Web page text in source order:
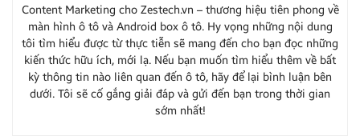
Content Marketing cho Zestech.vn – thương hiệu tiên phong về
màn hình ô tô và Android box ô tô. Hy vọng những nội dung
tôi tìm hiểu được từ thực tiễn sẽ mang đến cho bạn đọc những
kiến thức hữu ích, mới lạ. Nếu bạn muốn tìm hiểu thêm về bất
kỳ thông tin nào liên quan đến ô tô, hãy để lại bình luận bên
dưới. Tôi sẽ cố gắng giải đáp và gửi đến bạn trong thời gian
sớm nhất!